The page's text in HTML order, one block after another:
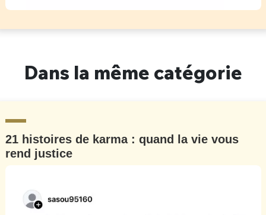
Dans la même catégorie
21 histoires de karma : quand la vie vous
rend justice